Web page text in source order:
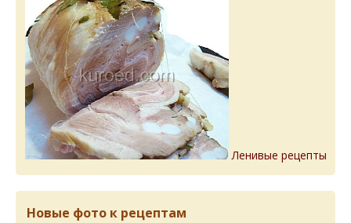
Ленивые рецепты
Новые фото к рецептам